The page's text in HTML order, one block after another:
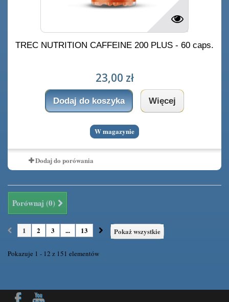
TREC NUTRITION CAFFEINE 200 PLUS - 60 caps.
23,00 zł
Dodaj do koszyka Więcej
W magazynie
Dodaj do porówania
Porównaj (0)
Pokaż wszystkie
1 2 3 ... 13
Pokazuje 1 - 12 z 151 elementów